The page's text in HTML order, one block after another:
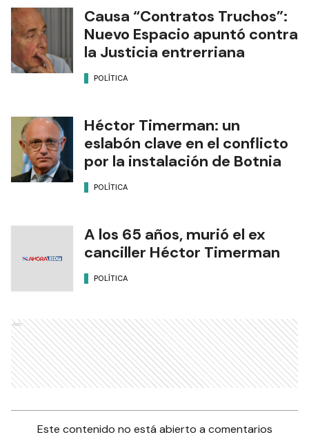
Causa “Contratos Truchos”:
Nuevo Espacio apuntó contra
la Justicia entrerriana
POLÍTICA
Héctor Timerman: un
eslabón clave en el conflicto
por la instalación de Botnia
POLÍTICA
A los 65 años, murió el ex
canciller Héctor Timerman
POLÍTICA
Ads
Este contenido no está abierto a comentarios